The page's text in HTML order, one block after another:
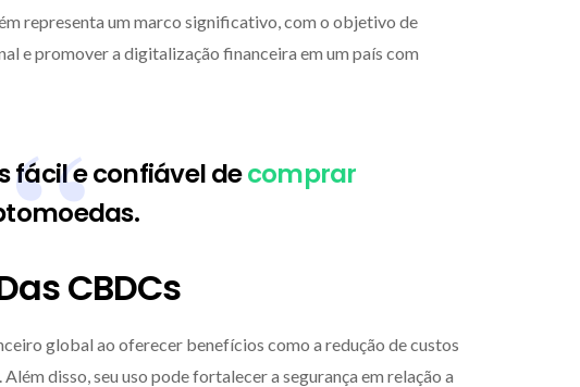
representa um marco significativo, com o objetivo de
e promover a digitalização financeira em um país com
fácil e confiável decomprar
CBDCs
global ao oferecer benefícios como a redução de custos
disso, seu uso pode fortalecer a segurança em relação a